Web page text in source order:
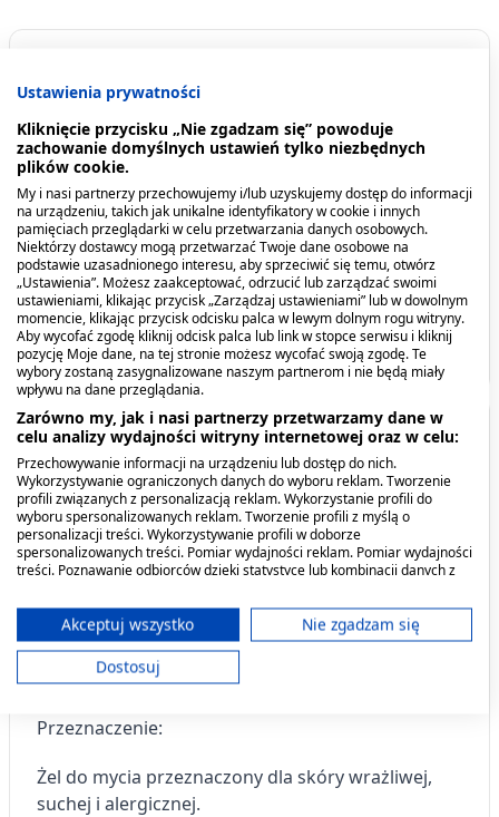
Linomag, olejek do
kąpieli, dla dzieci i
niemowląt, 400 ml
44,09 zł
Linomag, oliwka dla
dzieci i niemowląt, 200 ml
23,29 zł
Opis produktu
Kiedy stosować produkt?
Dawkowanie
Przeciwwskazania. Kto nie powinien
przyjmować produktu?
Pokaż więcej
Opis produktu
Linomag Żel do mycia ciała i głowy polecany do
codziennej kąpieli dzieci i niemowląt od 1. dnia
życia. Substancje aktywne stanowią połączenie
łagodnych środków myjących, oleju lnianego
omega-6 oraz pantenolu.
Kiedy stosować produkt?
Przeznaczenie:
Żel do mycia przeznaczony dla skóry wrażliwej,
suchej i alergicznej.
Ustawienia prywatności
Kliknięcie przycisku „Nie zgadzam się” powoduje
zachowanie domyślnych ustawień tylko niezbędnych
plików cookie.
My i nasi partnerzy przechowujemy i/lub uzyskujemy dostęp do informacji
na urządzeniu, takich jak unikalne identyfikatory w cookie i innych
pamięciach przeglądarki w celu przetwarzania danych osobowych.
Niektórzy dostawcy mogą przetwarzać Twoje dane osobowe na
podstawie uzasadnionego interesu, aby sprzeciwić się temu, otwórz
„Ustawienia”. Możesz zaakceptować, odrzucić lub zarządzać swoimi
ustawieniami, klikając przycisk „Zarządzaj ustawieniami” lub w dowolnym
momencie, klikając przycisk odcisku palca w lewym dolnym rogu witryny.
Aby wycofać zgodę kliknij odcisk palca lub link w stopce serwisu i kliknij
pozycję Moje dane, na tej stronie możesz wycofać swoją zgodę. Te
wybory zostaną zasygnalizowane naszym partnerom i nie będą miały
wpływu na dane przeglądania.
Zarówno my, jak i nasi partnerzy przetwarzamy dane w
celu analizy wydajności witryny internetowej oraz w celu:
Przechowywanie informacji na urządzeniu lub dostęp do nich.
Wykorzystywanie ograniczonych danych do wyboru reklam. Tworzenie
profili związanych z personalizacją reklam. Wykorzystanie profili do
wyboru spersonalizowanych reklam. Tworzenie profili z myślą o
personalizacji treści. Wykorzystywanie profili w doborze
spersonalizowanych treści. Pomiar wydajności reklam. Pomiar wydajności
treści. Poznawanie odbiorców dzięki statystyce lub kombinacji danych z
ograniczonych danych do wyboru treści.
Dane mogą być udostępniane poza Unię Europejską i wysyłane do USA.
Twoja zgoda i polityka cookie dotyczą wyłącznie tej witryny/aplikacji.
Wyświetl listę partnerów (11 dostawców IAB)
Cele przetwarzania IAB:
Przechowywanie informacji na urządzeniu
lub dostęp do nich
Akceptuj wszystko
Nie zgadzam się
Dostosuj